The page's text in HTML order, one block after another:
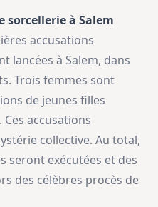
sorcellerie à Salem
accusations
lancées à Salem, dans
Trois femmes sont
de jeunes filles
accusations
collective. Au total,
seront exécutées et des
des célèbres procès de